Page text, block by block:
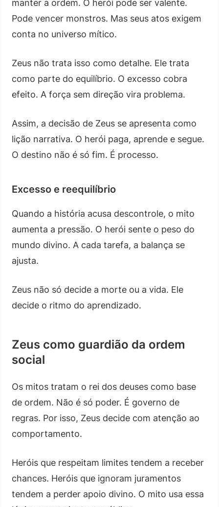
manter a ordem. O herói pode ser valente.
Pode vencer monstros. Mas seus atos exigem
conta no universo mítico.
Zeus não trata isso como detalhe. Ele trata
como parte do equilíbrio. O excesso cobra
efeito. A força sem direção vira problema.
Assim, a decisão de Zeus se apresenta como
lição narrativa. O herói paga, aprende e segue.
O destino não é só fim. É processo.
Excesso e reequilíbrio
Quando a história acusa descontrole, o mito
aumenta a pressão. O herói sente o peso do
mundo divino. A cada tarefa, a balança se
ajusta.
Zeus não só decide a morte ou a vida. Ele
decide o ritmo do aprendizado.
Zeus como guardião da ordem
social
Os mitos tratam o rei dos deuses como base
de ordem. Não é só poder. É governo de
regras. Por isso, Zeus decide com atenção ao
comportamento.
Heróis que respeitam limites tendem a receber
chances. Heróis que ignoram juramentos
tendem a perder apoio divino. O mito usa essa